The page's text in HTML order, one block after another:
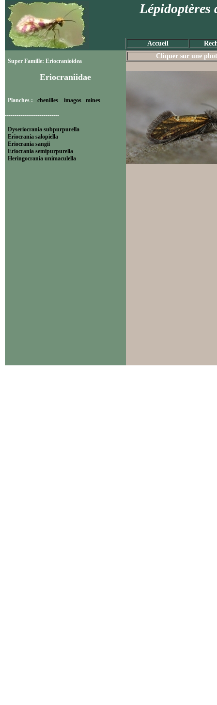
Lépidoptères
Accueil
Super Famille: Eriocranioidea
Eriocraniidae
Planches : chenilles imagos mines
----------------------------
Dyseriocrania subpurpurella
Eriocrania salopiella
Eriocrania sangii
Eriocrania semipurpurella
Heringocrania unimaculella
Cliquer sur une